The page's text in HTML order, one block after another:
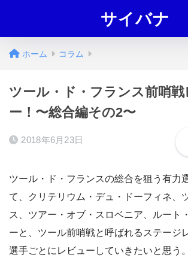
サイバナ
ホーム コラム
ツール・ド・フランス前哨戦
ー！〜総合編その2〜
2018年6月23日
ツール・ド・フランスの総合を狙う有力
て、クリテリウム・デュ・ドーフィネ、
ス、ツアー・オブ・スロベニア、ルート
ーと、ツール前哨戦と呼ばれるステージ
選手ごとにレビューしていきたいと思う。